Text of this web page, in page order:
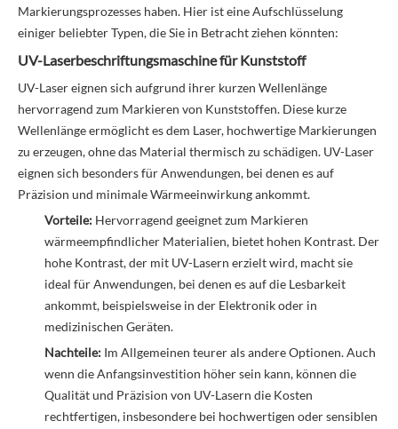
Markierungsprozesses haben. Hier ist eine Aufschlüsselung
einiger beliebter Typen, die Sie in Betracht ziehen könnten:
UV-Laserbeschriftungsmaschine für Kunststoff
UV-Laser eignen sich aufgrund ihrer kurzen Wellenlänge
hervorragend zum Markieren von Kunststoffen. Diese kurze
Wellenlänge ermöglicht es dem Laser, hochwertige Markierungen
zu erzeugen, ohne das Material thermisch zu schädigen. UV-Laser
eignen sich besonders für Anwendungen, bei denen es auf
Präzision und minimale Wärmeeinwirkung ankommt.
Vorteile: Hervorragend geeignet zum Markieren
wärmeempfindlicher Materialien, bietet hohen Kontrast. Der
hohe Kontrast, der mit UV-Lasern erzielt wird, macht sie
ideal für Anwendungen, bei denen es auf die Lesbarkeit
ankommt, beispielsweise in der Elektronik oder in
medizinischen Geräten.
Nachteile: Im Allgemeinen teurer als andere Optionen. Auch
wenn die Anfangsinvestition höher sein kann, können die
Qualität und Präzision von UV-Lasern die Kosten
rechtfertigen, insbesondere bei hochwertigen oder sensiblen